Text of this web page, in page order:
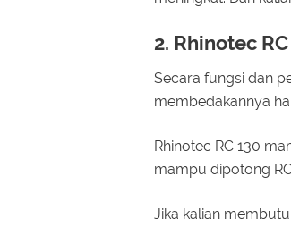
2. Rhinotec
Secara fungsi dan
membedakannya
Rhinotec RC 130
mampu dipotong
Jika kalian